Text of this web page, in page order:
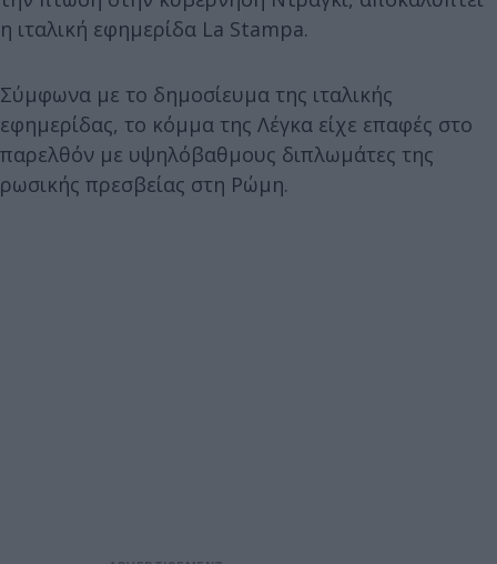
η ιταλική εφημερίδα La Stampa.
Σύμφωνα με το δημοσίευμα της ιταλικής
εφημερίδας, το κόμμα της Λέγκα είχε επαφές στο
παρελθόν με υψηλόβαθμους διπλωμάτες της
ρωσικής πρεσβείας στη Ρώμη.